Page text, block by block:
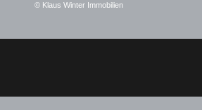
© Klaus Winter Immobilien